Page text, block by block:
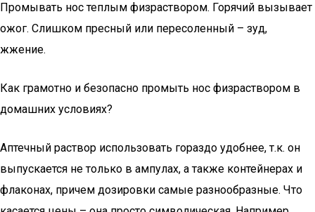
Промывать нос теплым физраствором. Горячий вызывает
ожог. Слишком пресный или пересоленный – зуд,
жжение.
Как грамотно и безопасно промыть нос физраствором в
домашних условиях?
Аптечный раствор использовать гораздо удобнее, т.к. он
выпускается не только в ампулах, а также контейнерах и
флаконах, причем дозировки самые разнообразные. Что